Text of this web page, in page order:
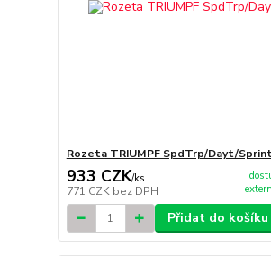
Rozeta TRIUMPF SpdTrp/Dayt/
933 CZK/ks
771 CZK bez DPH
Přidat do košíku